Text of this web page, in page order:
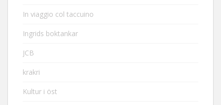
In viaggio col taccuino
Ingrids boktankar
JCB
krakri
Kultur i öst